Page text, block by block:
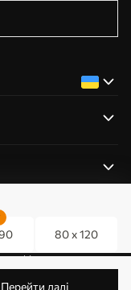
80 x 120
Перейти далі
cookie
Власник: